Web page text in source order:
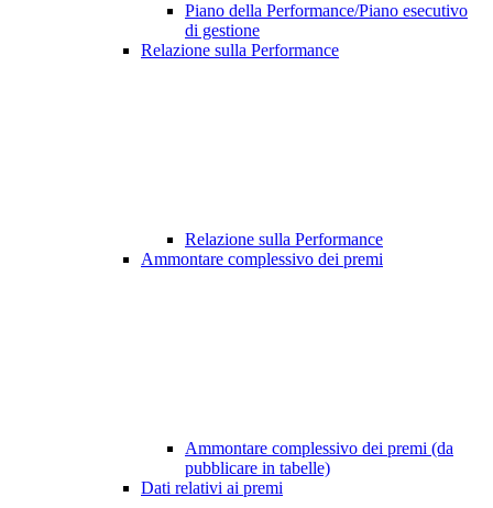
Piano della Performance/Piano esecutivo
di gestione
Relazione sulla Performance
Relazione sulla Performance
Ammontare complessivo dei premi
Ammontare complessivo dei premi (da
pubblicare in tabelle)
Dati relativi ai premi